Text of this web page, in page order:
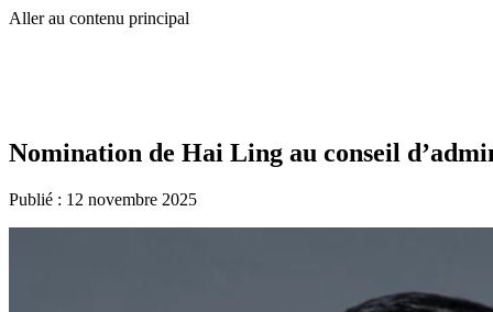
Aller au contenu principal
Nomination de Hai Ling au conseil
Publié : 12 novembre 2025